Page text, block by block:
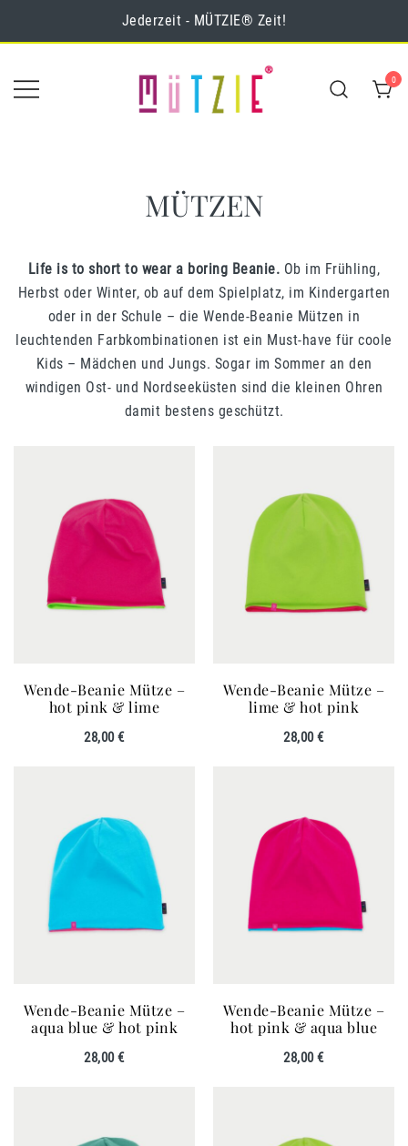
Jederzeit - MÜTZIE® Zeit!
0
MÜTZEN
Life is to short to wear a boring Beanie. Ob im Frühling,
Herbst oder Winter, ob auf dem Spielplatz, im Kindergarten
oder in der Schule – die Wende-Beanie Mützen in
leuchtenden Farbkombinationen ist ein Must-have für coole
Kids – Mädchen und Jungs. Sogar im Sommer an den
windigen Ost- und Nordseeküsten sind die kleinen Ohren
damit bestens geschützt.
Wende-Beanie Mütze –
hot pink & lime
28,00€
Wende-Beanie Mütze –
lime & hot pink
28,00€
Wende-Beanie Mütze –
aqua blue & hot pink
28,00€
Wende-Beanie Mütze –
hot pink & aqua blue
28,00€